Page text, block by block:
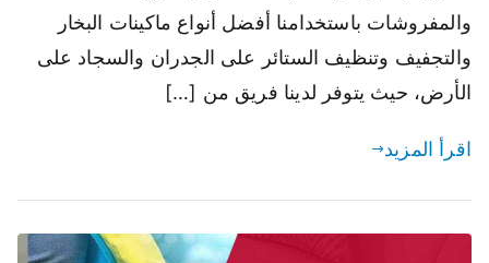
والمفروشات باستخدامنا أفضل أنواع ماكينات البخار
والتجفيف وتنظيف الستائر على الجدران والسجاد على
الأرض، حيث يتوفر لدينا فريق من […]
اقرأ المزيد